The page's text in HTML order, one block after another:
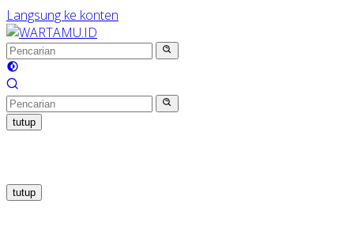
Langsung ke konten
tutup
tutup